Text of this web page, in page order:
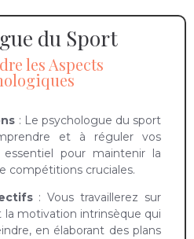
du Sport
les Aspects
: Le psychologue du sport
et à réguler vos
pour maintenir la
compétitions cruciales.
: Vous travaillerez sur
motivation intrinsèque qui
en élaborant des plans